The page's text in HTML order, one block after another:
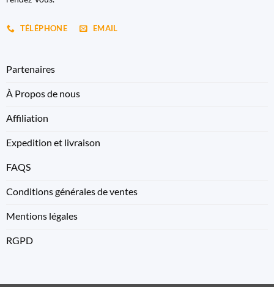
TÉLÉPHONE EMAIL
Partenaires
À Propos de nous
Affiliation
Expedition et livraison
FAQS
Conditions générales de ventes
Mentions légales
RGPD